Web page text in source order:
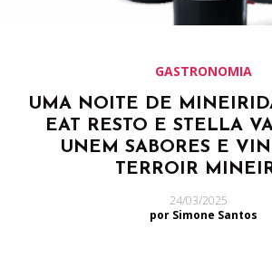
GASTRONOMIA
UMA NOITE DE
EAT RESTO E STELLA
UNEM SABORES E
TERROIR
24/03/2025
por Simone Santos